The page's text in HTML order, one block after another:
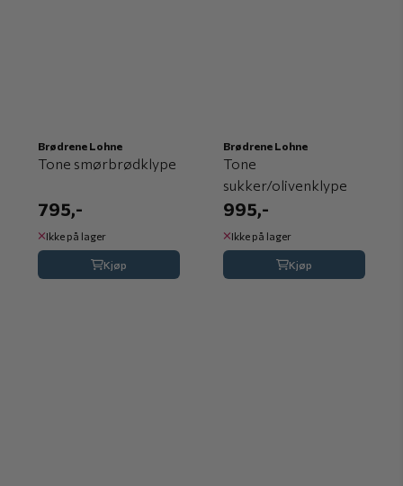
Brødrene Lohne
Tone smørbrødklype
795,-
Ikke på lager
Kjøp
Brødrene Lohne
Tone
sukker/olivenklype
995,-
Ikke på lager
Kjøp